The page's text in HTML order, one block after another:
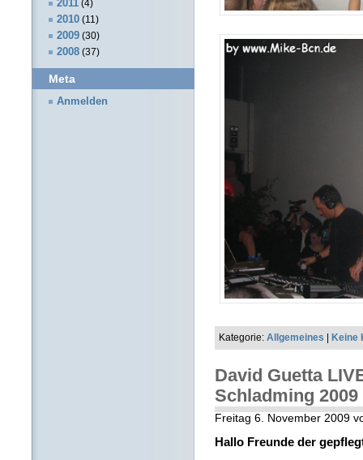
Kategorie: Allgemeines Keine
David Guetta
Schladming 2009
Freitag 6. November 2009
Hallo Freunde der
2011 (4)
2010 (11)
2009 (30)
2008 (37)
Meta
Anmelden